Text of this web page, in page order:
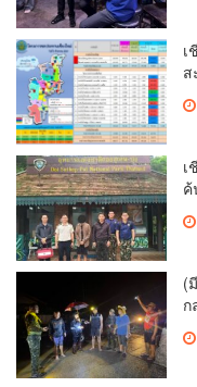
เ
ส
เ
ค้
(
ก
น้